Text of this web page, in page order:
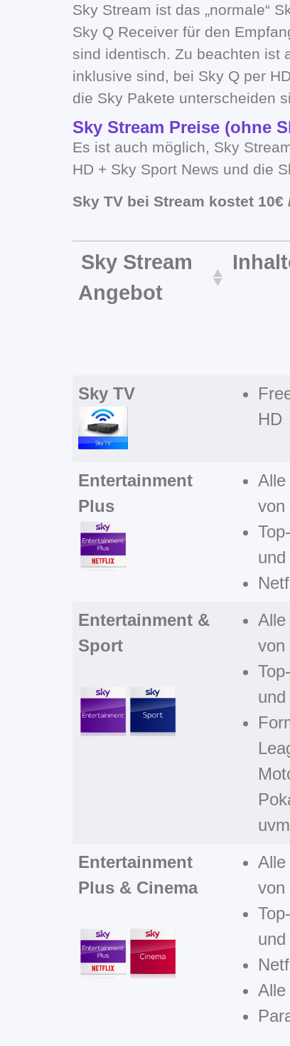
Sky Stream ist das „normale“
Sky Q Receiver für den
sind identisch. Zu beachten ist
inklusive sind, bei Sky Q per
die Sky Pakete unterscheiden
Sky Stream Preise (ohne
Es ist auch möglich, Sky
HD + Sky Sport News und die
Sky TV bei Stream kostet 10€
Sky Stream
Angebot
Sky TV
HD
Entertainment
Plus
Alle
von
Entertainment &
Sport
Alle
von
Entertainment
Plus & Cinema
Alle
von